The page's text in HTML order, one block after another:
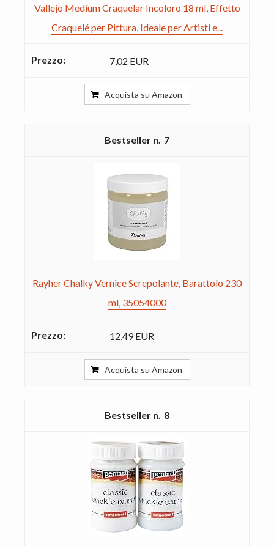
Vallejo Medium Craquelar Incoloro 18 ml, Effetto
Craquelé per Pittura, Ideale per Artisti e...
7,02 EUR
Acquista su Amazon
7
Rayher Chalky Vernice Screpolante, Barattolo 230
ml, 35054000
12,49 EUR
Acquista su Amazon
8